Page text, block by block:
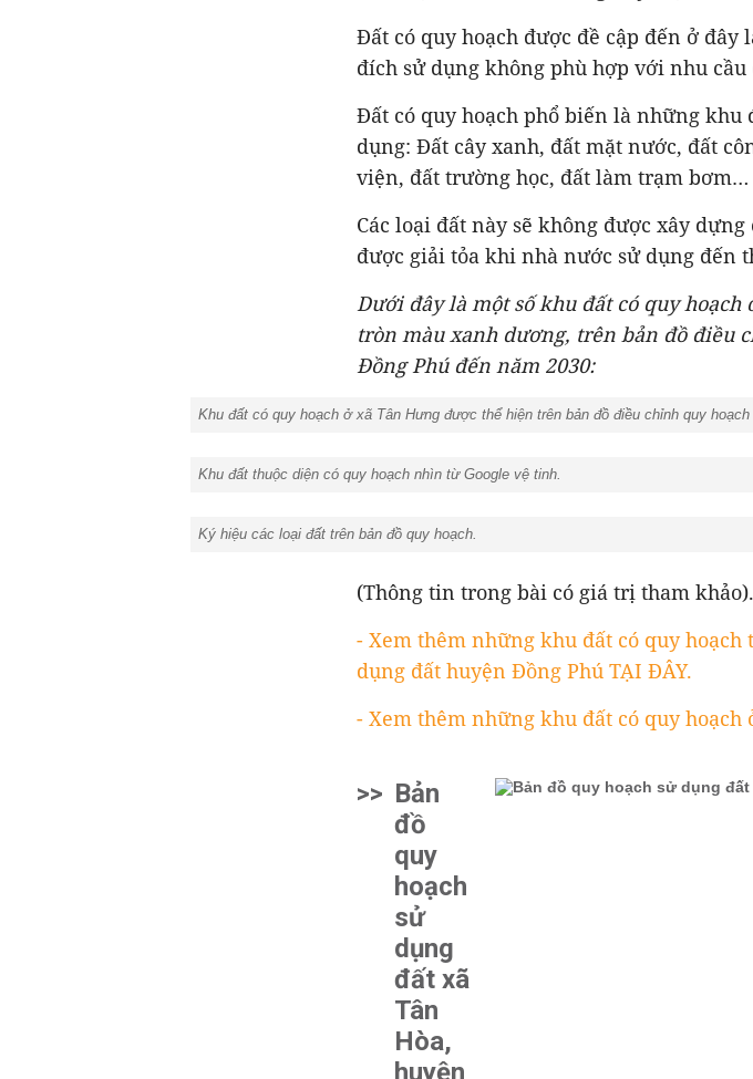
Đất có quy hoạch được đề cập đến ở đây
đích sử dụng không phù hợp với nhu
Đất có quy hoạch phổ biến là những khu
dụng: Đất cây xanh, đất mặt nước, đất
viện, đất trường học, đất làm trạm bơm…
Các loại đất này sẽ không được xây
được giải tỏa khi nhà nước sử dụng đến
Dưới đây là một số khu đất có quy
tròn màu xanh dương, trên bản đồ điều
Đồng Phú đến năm 2030:
Khu đất có quy hoạch ở xã Tân Hưng được thể hiện trên bản đồ điều chỉnh quy
Khu đất thuộc diện có quy hoạch nhìn từ Google vệ tinh.
Ký hiệu các loại đất trên bản đồ quy hoạch.
(Thông tin trong bài có giá trị tham khảo).
- Xem thêm những khu đất có quy
dụng đất huyện Đồng Phú TẠI ĐÂY.
- Xem thêm những khu đất có quy hoạch
>> Bản
đồ
quy
hoạch
sử
dụng
đất xã
Tân
Hòa,
huyện